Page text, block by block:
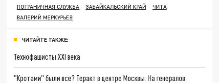
ПОГРАНИЧНАЯ СЛУЖБА
ЗАБАЙКАЛЬСКИЙ КРАЙ
ЧИТА
ВАЛЕРИЙ МЕРКУРЬЕВ
ЧИТАЙТЕ ТАКЖЕ:
Технофашисты XXI века
"Кротами" были все? Теракт в центре Москвы: На генералов